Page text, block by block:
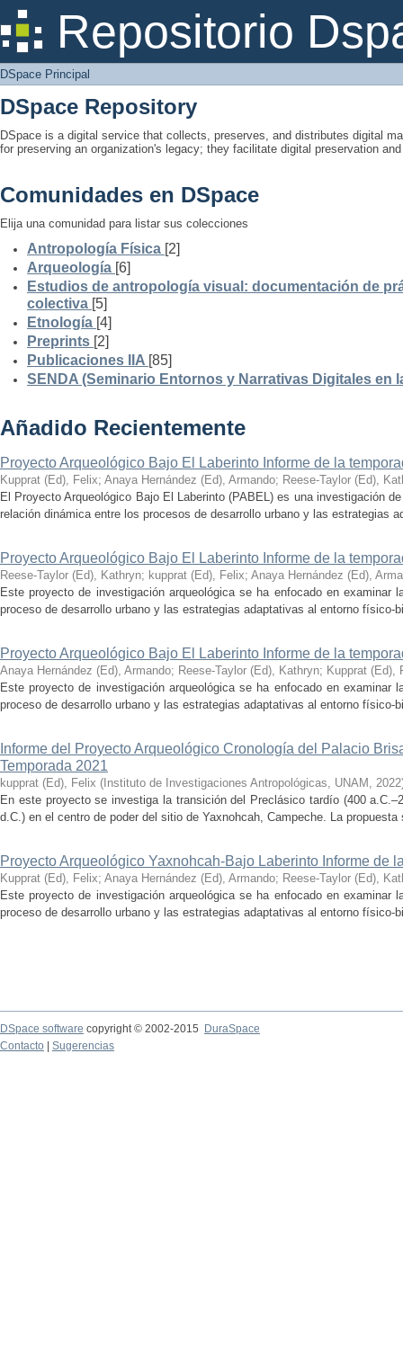
Repositorio
DSpace Principal
DSpace Principal
DSpace Repository
DSpace is a digital service that collects, preserves, and distributes digital
for preserving an organization's legacy; they facilitate digital preservation
Comunidades en DSpace
Elija una comunidad para listar sus colecciones
Antropología Física [2]
Arqueología [6]
Estudios de antropología visual: documentación de
colectiva [5]
Etnología [4]
Preprints [2]
Publicaciones IIA [85]
SENDA (Seminario Entornos y Narrativas Digitales en
Añadido Recientemente
Proyecto Arqueológico Bajo El Laberinto Informe de la
Kupprat (Ed), Felix; Anaya Hernández (Ed), Armando; Reese-Taylor (Ed),
El Proyecto Arqueológico Bajo El Laberinto (PABEL) es una investigación
relación dinámica entre los procesos de desarrollo urbano y las estrategias
Proyecto Arqueológico Bajo El Laberinto Informe de la
Reese-Taylor (Ed), Kathryn; kupprat (Ed), Felix; Anaya Hernández (Ed),
Este proyecto de investigación arqueológica se ha enfocado en examinar
proceso de desarrollo urbano y las estrategias adaptativas al entorno físico-
Proyecto Arqueológico Bajo El Laberinto Informe de la
Anaya Hernández (Ed), Armando; Reese-Taylor (Ed), Kathryn; Kupprat (Ed),
Este proyecto de investigación arqueológica se ha enfocado en examinar
proceso de desarrollo urbano y las estrategias adaptativas al entorno físico-
Informe del Proyecto Arqueológico Cronología del Palacio
Temporada 2021
kupprat (Ed), Felix ( Instituto de Investigaciones Antropológicas, UNAM , 2022
En este proyecto se investiga la transición del Preclásico tardío (400
d.C.) en el centro de poder del sitio de Yaxnohcah, Campeche. La
Proyecto Arqueológico Yaxnohcah-Bajo Laberinto Informe de
Kupprat (Ed), Felix; Anaya Hernández (Ed), Armando; Reese-Taylor (Ed),
Este proyecto de investigación arqueológica se ha enfocado en examinar
proceso de desarrollo urbano y las estrategias adaptativas al entorno físico-
DSpace software copyright © 2002-2015
DuraSpace
Contacto
Sugerencias